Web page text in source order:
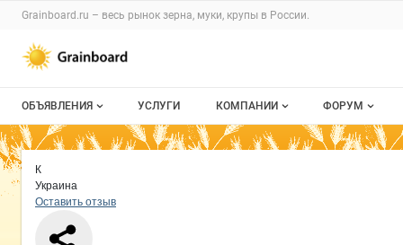
Раздел навигации по сайту grainboard.ru
Grainboard.ru – весь рынок зерна, муки, крупы в России.
Авторизация и меню пользователя
Навигация по разделам сайта grainboard.ru
ОБЪЯВЛЕНИЯ
Все объявления
Мои объявления
УСЛУГИ КОМПАНИИ
О каталоге компаний
ФОРУМ
Все темы
Страница компании
Страница компании
Краткая информация о компании
К
Украина
Оставить отзыв